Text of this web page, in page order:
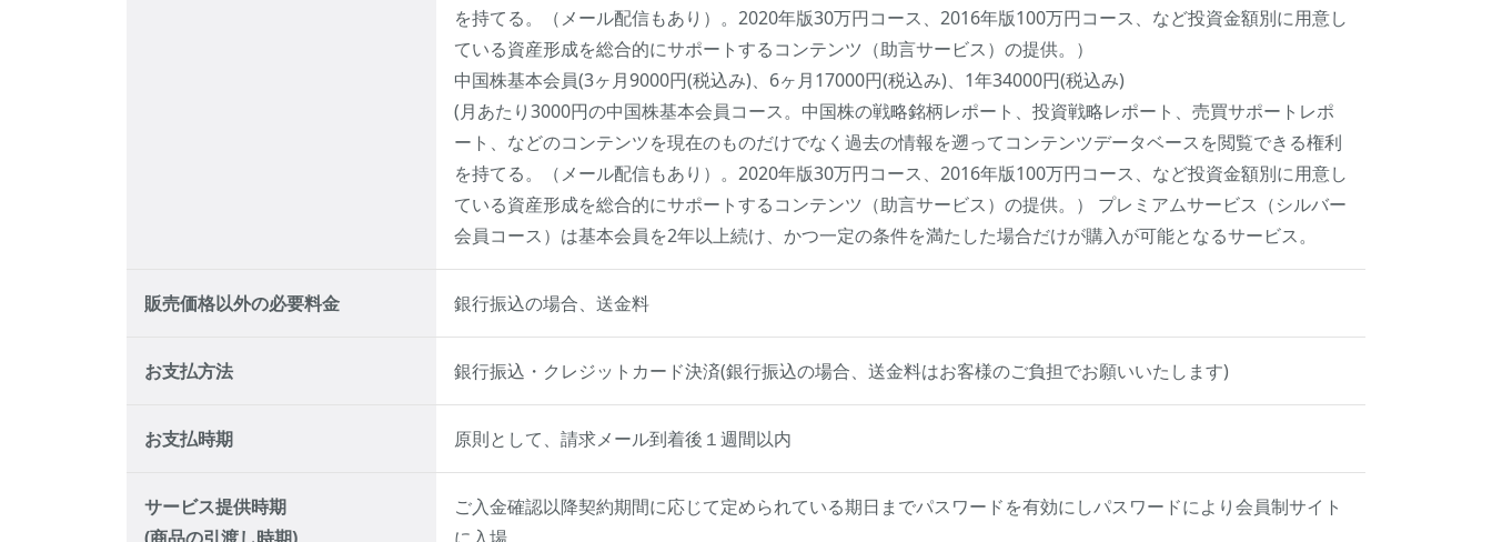
を持てる。（メール配信もあり）。2020年版30万円コース、2016年版100万円コース、など投資金額別に用意し
ている資産形成を総合的にサポートするコンテンツ（助言サービス）の提供。）
中国株基本会員(3ヶ月9000円(税込み)、6ヶ月17000円(税込み)、1年34000円(税込み)
(月あたり3000円の中国株基本会員コース。中国株の戦略銘柄レポート、投資戦略レポート、売買サポートレポ
ート、などのコンテンツを現在のものだけでなく過去の情報を遡ってコンテンツデータベースを閲覧できる権利
を持てる。（メール配信もあり）。2020年版30万円コース、2016年版100万円コース、など投資金額別に用意し
ている資産形成を総合的にサポートするコンテンツ（助言サービス）の提供。） プレミアムサービス（シルバー
会員コース）は基本会員を2年以上続け、かつ一定の条件を満たした場合だけが購入が可能となるサービス。
販売価格以外の必要料金 銀行振込の場合、送金料
お支払方法 銀行振込・クレジットカード決済(銀行振込の場合、送金料はお客様のご負担でお願いいたします)
お支払時期 原則として、請求メール到着後１週間以内
サービス提供時期
ご入金確認以降契約期間に応じて定められている期日までパスワードを有効にしパスワードにより会員制サイト